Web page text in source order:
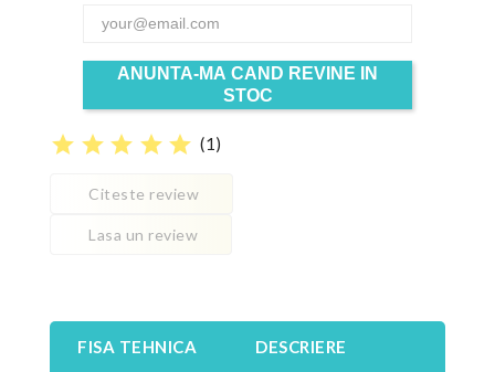
ANUNTA-MA CAND REVINE IN
STOC
star star star star star (1)
Citeste review
Lasa un review
FISA TEHNICA DESCRIERE